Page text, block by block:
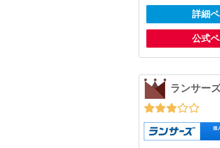
詳細
公式
ランサー